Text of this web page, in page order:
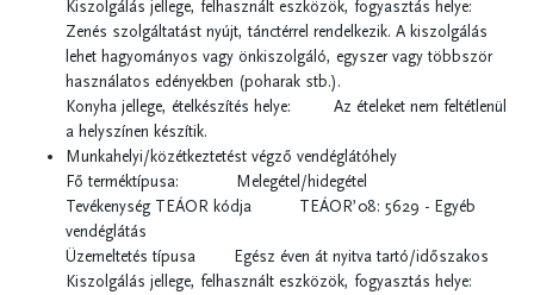
Kiszolgálás jellege, felhasznált eszközök, fogyasztás helye:
Zenés szolgáltatást nyújt, tánctérrel rendelkezik. A kiszolgálás
lehet hagyományos vagy önkiszolgáló, egyszer vagy többször
használatos edényekben (poharak stb.).
Konyha jellege, ételkészítés helye: Az ételeket nem feltétlenül
a helyszínen készítik.
Munkahelyi/közétkeztetést végző vendéglátóhely
Fő terméktípusa: Melegétel/hidegétel
Tevékenység TEÁOR kódja TEÁOR’08: 5629 - Egyéb
vendéglátás
Üzemeltetés típusa Egész éven át nyitva tartó/időszakos
Kiszolgálás jellege, felhasznált eszközök, fogyasztás helye: